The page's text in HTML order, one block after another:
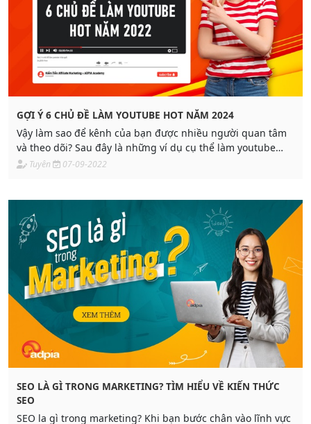
GỢI Ý 6 CHỦ ĐỀ LÀM YOUTUBE HOT NĂM 2024
Vậy làm sao để kênh của bạn được nhiều người quan tâm
và theo dõi? Sau đây là những ví dụ cụ thể làm youtube
chủ đề gì đề để xây dựng được một kênh Youtube được
Tuyên 07-09-2022
SEO LÀ GÌ TRONG MARKETING? TÌM HIỂU VỀ KIẾN THỨC
SEO
SEO la gì trong marketing? Khi bạn bước chân vào lĩnh vực